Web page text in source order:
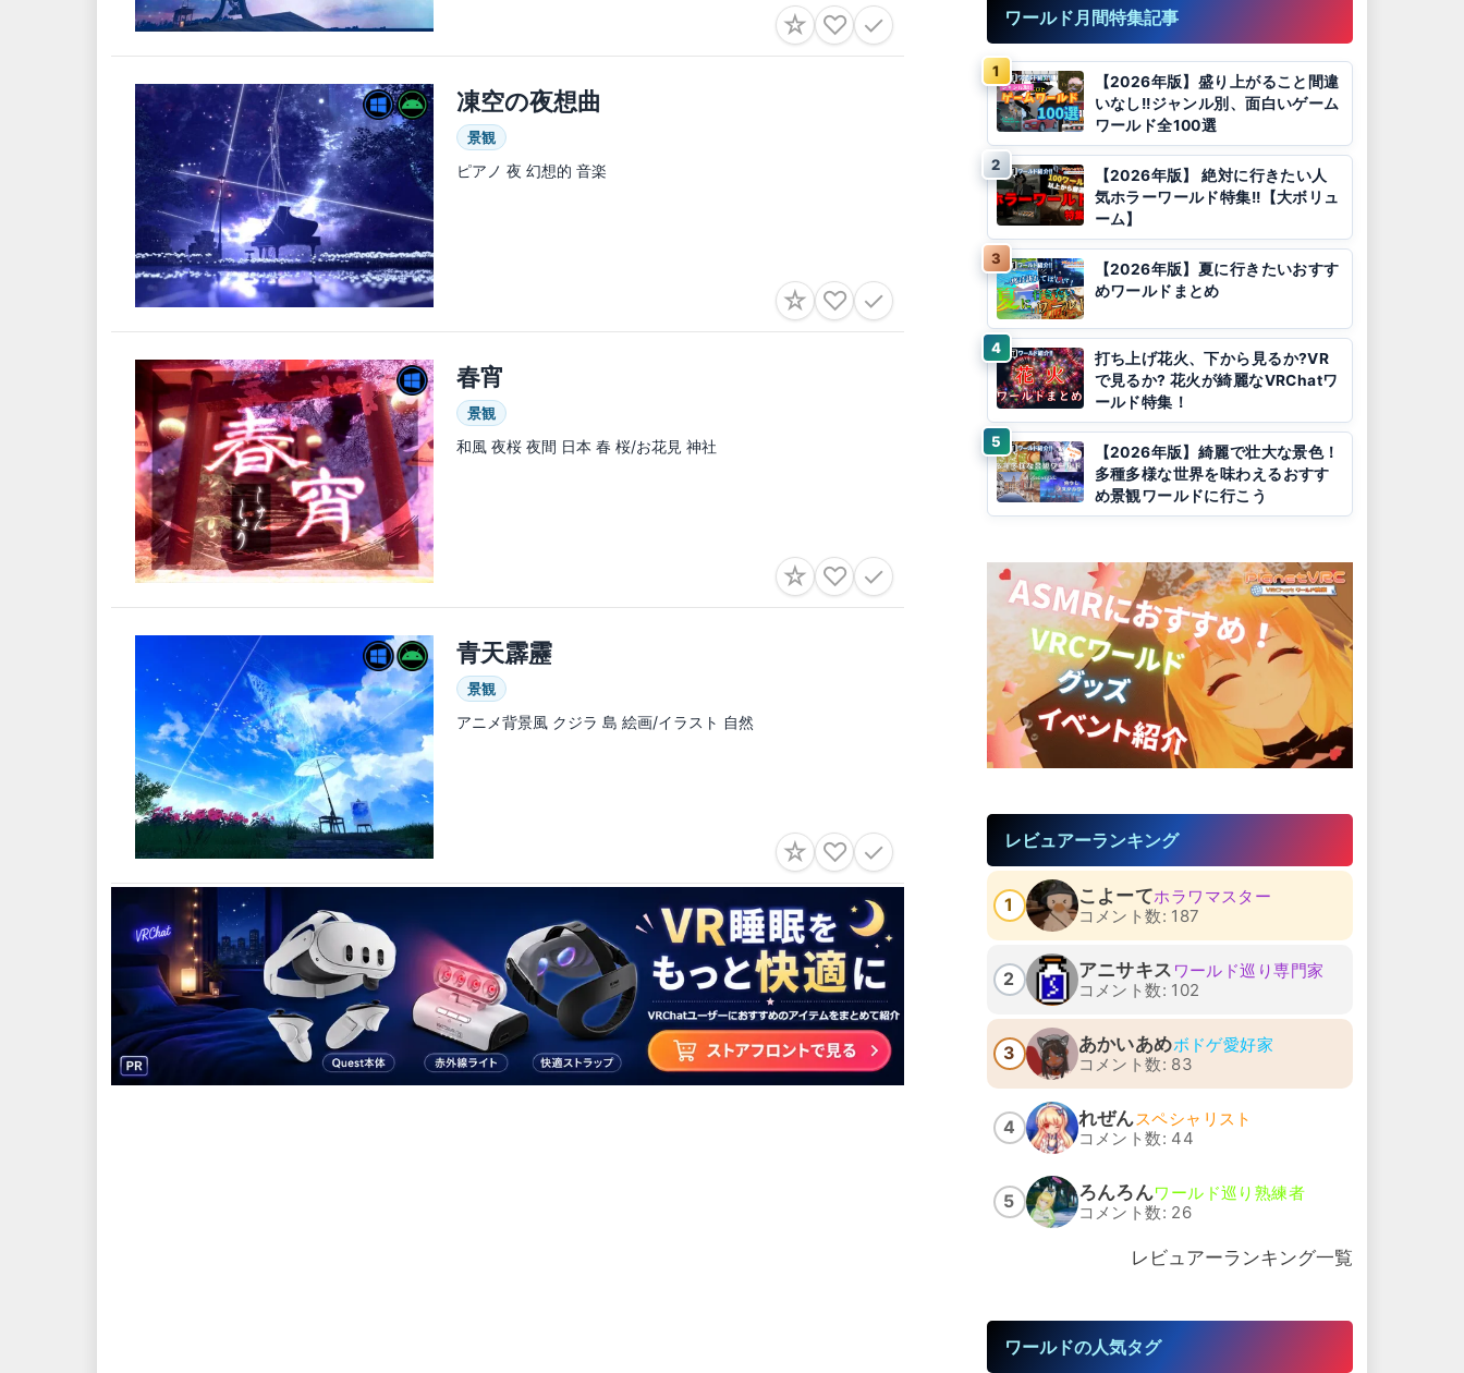
☆ ♡ ✓
凍空の夜想曲
景観
ピアノ 夜 幻想的 音楽
☆ ♡ ✓
春宵
景観
和風 夜桜 夜間 日本 春 桜/お花見 神社
☆ ♡ ✓
青天霹靂
景観
アニメ背景風 クジラ 島 絵画/イラスト 自然
☆ ♡ ✓
ワールド月間特集記事
【2026年版】盛り上がること間違
いなし!!ジャンル別、面白いゲーム
ワールド全100選
【2026年版】 絶対に行きたい人
気ホラーワールド特集!!【大ボリュ
ーム】
【2026年版】夏に行きたいおすす
めワールドまとめ
打ち上げ花火、下から見るか?VR
で見るか? 花火が綺麗なVRChatワ
ールド特集！
【2026年版】綺麗で壮大な景色！
多種多様な世界を味わえるおすす
め景観ワールドに行こう
レビュアーランキング
1 こよーてホラワマスター
コメント数: 187
2 アニサキス ワールド巡り専門家
コメント数: 102
3 あかいあめボドゲ愛好家
コメント数: 83
4 れぜんスペシャリスト
コメント数: 44
5 ろんろんワールド巡り熟練者
コメント数: 26
レビュアーランキング一覧
ワールドの人気タグ